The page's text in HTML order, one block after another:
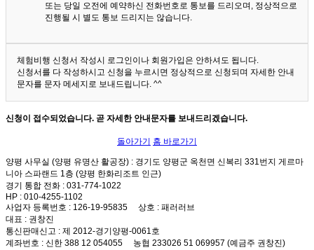
또는 당일 오전에 예약하신 전화번호로 통보를 드리오며, 정상적으로
진행될 시 별도 통보 드리지는 않습니다.
체험비행 신청서 작성시 로그인이나 회원가입은 안하셔도 됩니다.
신청서를 다 작성하시고 신청을 누르시면 정상적으로 신청되며 자세한 안내
문자를 문자 메세지로 보내드립니다. ^^
신청이 접수되었습니다. 곧 자세한 안내문자를 보내드리겠습니다.
돌아가기 홈 바로가기
양평 사무실 (양평 유명산 활공장) : 경기도 양평군 옥천면 신복리 331번지 게르마
니아 스파랜드 1층 (양평 한화리조트 인근)
경기 통합 전화 : 031-774-1022
HP : 010-4255-1102
사업자 등록번호 : 126-19-95835 상호 : 패러러브
대표 : 권창진
통신판매신고 : 제 2012-경기양평-0061호
계좌번호 : 신한 388 12 054055 농협 233026 51 069957 (예금주 권창진)